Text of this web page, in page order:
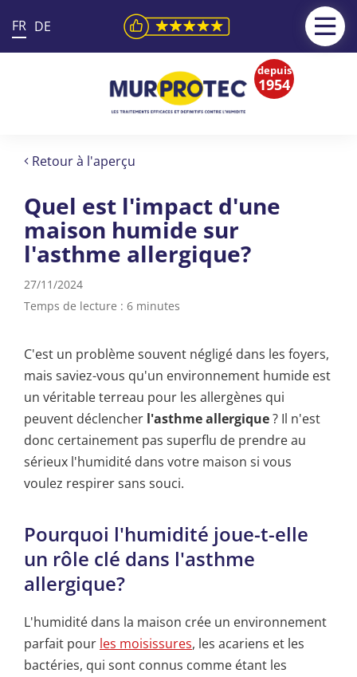
FR DE
depuis
1954
Retour à l'aperçu
Quel est l'impact d'une
maison humide sur
l'asthme allergique?
27/11/2024
Temps de lecture : 6 minutes
C'est un problème souvent négligé dans les foyers,
mais saviez-vous qu'un environnement humide est
un véritable terreau pour les allergènes qui
peuvent déclencher l'asthme allergique? Il n'est
donc certainement pas superflu de prendre au
sérieux l'humidité dans votre maison si vous
voulez respirer sans souci.
Pourquoi l'humidité joue-t-elle
un rôle clé dans l'asthme
allergique?
L'humidité dans la maison crée un environnement
parfait pour les moisissures, les acariens et les
bactéries, qui sont connus comme étant les